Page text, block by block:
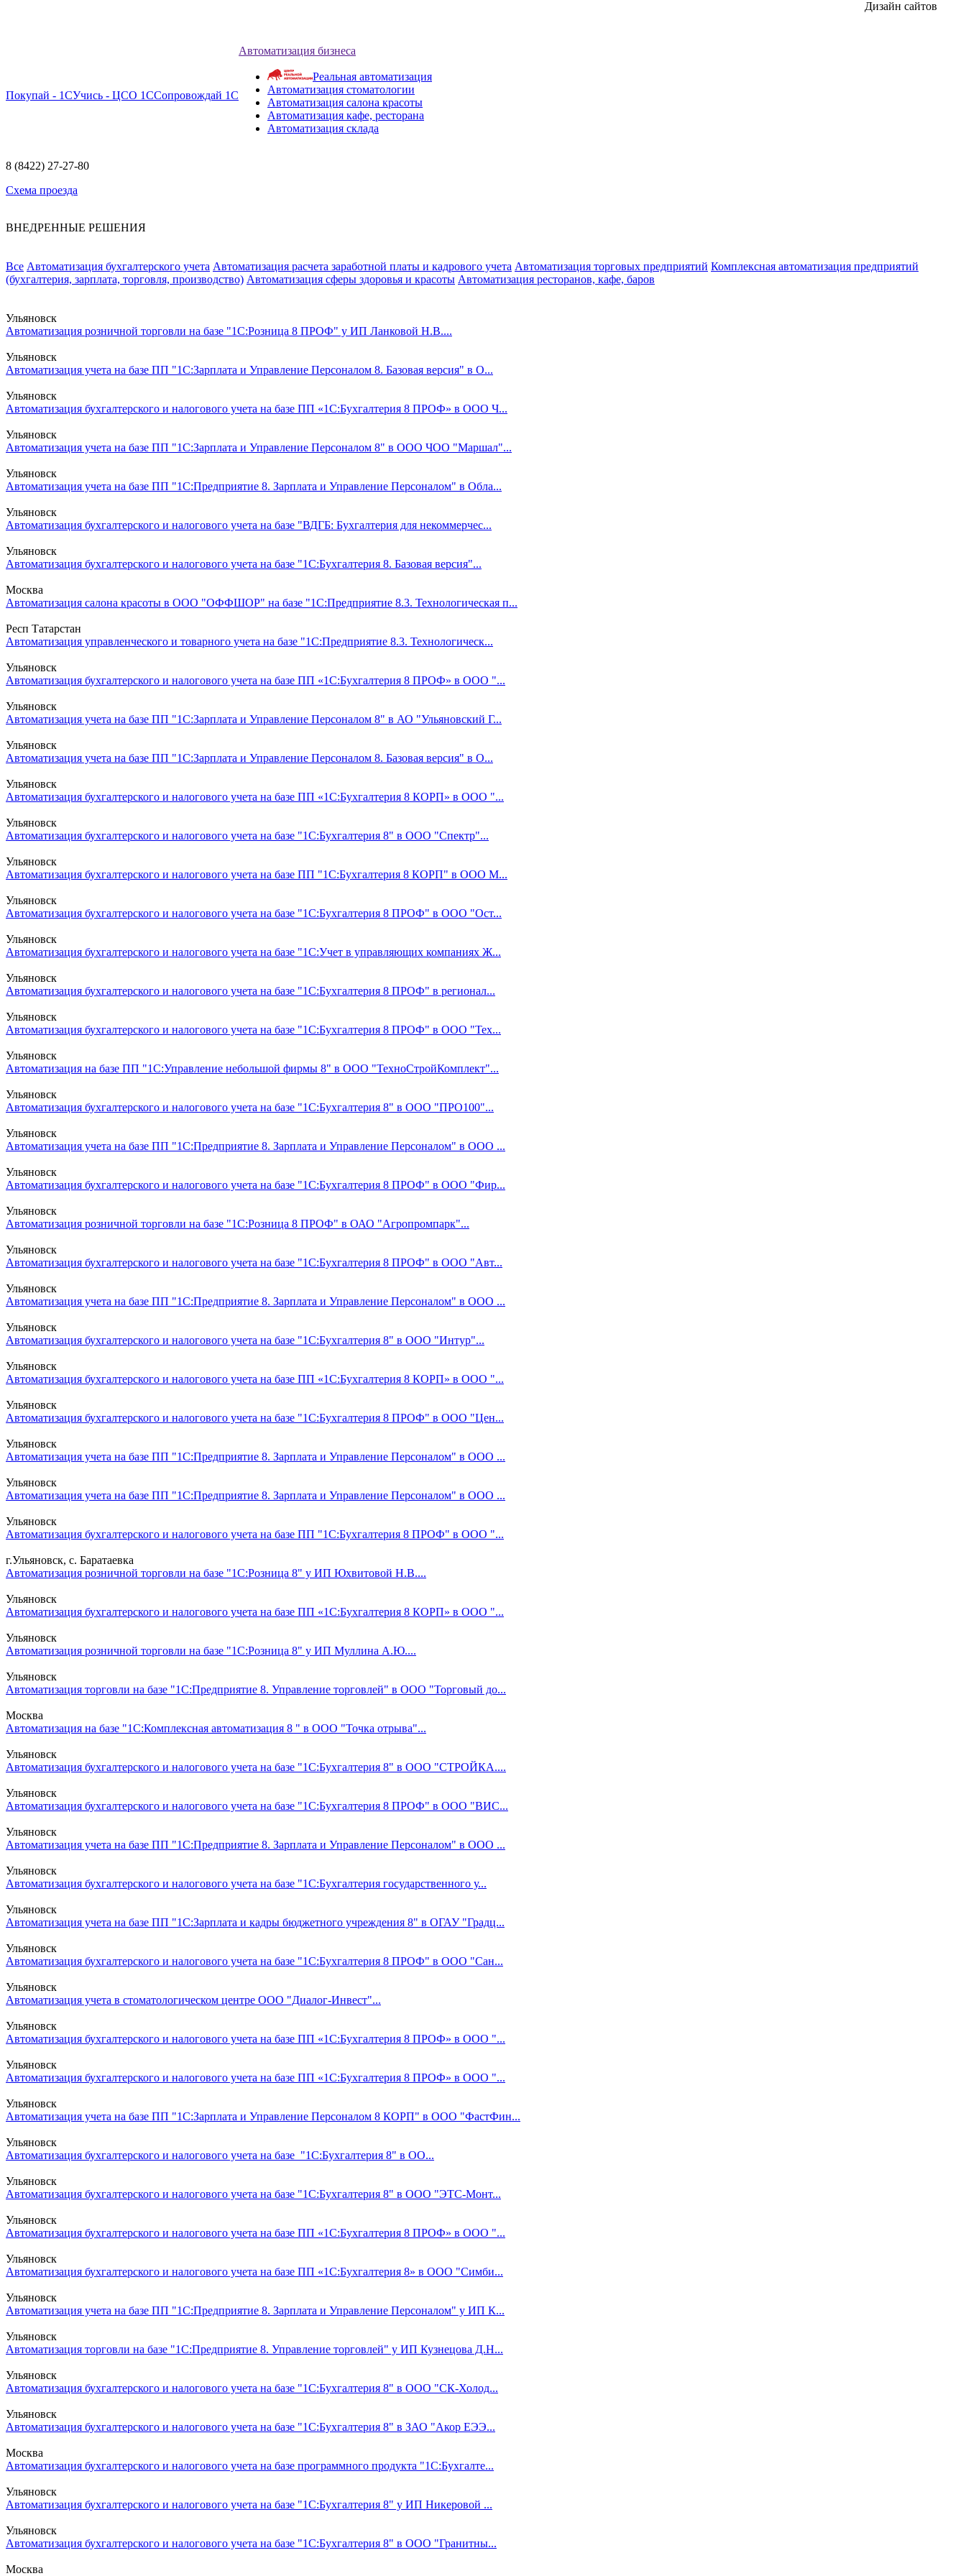
Покупай - 1СУчись - ЦСО 1ССопровождай 1С
Автоматизация бизнеса
Реальная автоматизация
Автоматизация стоматологии
Автоматизация салона красоты
Автоматизация кафе, ресторана
Автоматизация склада
8 (8422) 27-27-80
Схема проезда
ВНЕДРЕННЫЕ РЕШЕНИЯ
Все Автоматизация бухгалтерского учета Автоматизация расчета заработной платы и кадрового учета Автоматизация торговых предприятий Комплексная автоматизация предприятий
(бухгалтерия, зарплата, торговля, производство) Автоматизация сферы здоровья и красоты Автоматизация ресторанов, кафе, баров
Ульяновск
Автоматизация розничной торговли на базе "1С:Розница 8 ПРОФ" у ИП Ланковой Н.В....
Ульяновск
Автоматизация учета на базе ПП "1С:Зарплата и Управление Персоналом 8. Базовая версия" в О...
Ульяновск
Автоматизация бухгалтерского и налогового учета на базе ПП «1С:Бухгалтерия 8 ПРОФ» в ООО Ч...
Ульяновск
Автоматизация учета на базе ПП "1С:Зарплата и Управление Персоналом 8" в ООО ЧОО "Маршал"...
Ульяновск
Автоматизация учета на базе ПП "1С:Предприятие 8. Зарплата и Управление Персоналом" в Обла...
Ульяновск
Автоматизация бухгалтерского и налогового учета на базе "ВДГБ: Бухгалтерия для некоммерчес...
Ульяновск
Автоматизация бухгалтерского и налогового учета на базе "1С:Бухгалтерия 8. Базовая версия"...
Москва
Автоматизация салона красоты в ООО "ОФФШОР" на базе "1С:Предприятие 8.3. Технологическая п...
Респ Татарстан
Автоматизация управленческого и товарного учета на базе "1С:Предприятие 8.3. Технологическ...
Ульяновск
Автоматизация бухгалтерского и налогового учета на базе ПП «1С:Бухгалтерия 8 ПРОФ» в ООО "...
Ульяновск
Автоматизация учета на базе ПП "1С:Зарплата и Управление Персоналом 8" в АО "Ульяновский Г...
Ульяновск
Автоматизация учета на базе ПП "1С:Зарплата и Управление Персоналом 8. Базовая версия" в О...
Ульяновск
Автоматизация бухгалтерского и налогового учета на базе ПП «1С:Бухгалтерия 8 КОРП» в ООО "...
Ульяновск
Автоматизация бухгалтерского и налогового учета на базе "1С:Бухгалтерия 8" в ООО "Спектр"...
Ульяновск
Автоматизация бухгалтерского и налогового учета на базе ПП "1С:Бухгалтерия 8 КОРП" в ООО М...
Ульяновск
Автоматизация бухгалтерского и налогового учета на базе "1С:Бухгалтерия 8 ПРОФ" в ООО "Ост...
Ульяновск
Автоматизация бухгалтерского и налогового учета на базе "1С:Учет в управляющих компаниях Ж...
Ульяновск
Автоматизация бухгалтерского и налогового учета на базе "1С:Бухгалтерия 8 ПРОФ" в регионал...
Ульяновск
Автоматизация бухгалтерского и налогового учета на базе "1С:Бухгалтерия 8 ПРОФ" в ООО "Тех...
Ульяновск
Автоматизация на базе ПП "1С:Управление небольшой фирмы 8" в ООО "ТехноСтройКомплект"...
Ульяновск
Автоматизация бухгалтерского и налогового учета на базе "1С:Бухгалтерия 8" в ООО "ПРО100"...
Ульяновск
Автоматизация учета на базе ПП "1С:Предприятие 8. Зарплата и Управление Персоналом" в ООО ...
Ульяновск
Автоматизация бухгалтерского и налогового учета на базе "1С:Бухгалтерия 8 ПРОФ" в ООО "Фир...
Ульяновск
Автоматизация розничной торговли на базе "1С:Розница 8 ПРОФ" в ОАО "Агропромпарк"...
Ульяновск
Автоматизация бухгалтерского и налогового учета на базе "1С:Бухгалтерия 8 ПРОФ" в ООО "Авт...
Ульяновск
Автоматизация учета на базе ПП "1С:Предприятие 8. Зарплата и Управление Персоналом" в ООО ...
Ульяновск
Автоматизация бухгалтерского и налогового учета на базе "1С:Бухгалтерия 8" в ООО "Интур"...
Ульяновск
Автоматизация бухгалтерского и налогового учета на базе ПП «1С:Бухгалтерия 8 КОРП» в ООО "...
Ульяновск
Автоматизация бухгалтерского и налогового учета на базе "1С:Бухгалтерия 8 ПРОФ" в ООО "Цен...
Ульяновск
Автоматизация учета на базе ПП "1С:Предприятие 8. Зарплата и Управление Персоналом" в ООО ...
Ульяновск
Автоматизация учета на базе ПП "1С:Предприятие 8. Зарплата и Управление Персоналом" в ООО ...
Ульяновск
Автоматизация бухгалтерского и налогового учета на базе ПП "1С:Бухгалтерия 8 ПРОФ" в ООО "...
г.Ульяновск, с. Баратаевка
Автоматизация розничной торговли на базе "1С:Розница 8" у ИП Юхвитовой Н.В....
Ульяновск
Автоматизация бухгалтерского и налогового учета на базе ПП «1С:Бухгалтерия 8 КОРП» в ООО "...
Ульяновск
Автоматизация розничной торговли на базе "1С:Розница 8" у ИП Муллина А.Ю....
Ульяновск
Автоматизация торговли на базе "1С:Предприятие 8. Управление торговлей" в ООО "Торговый до...
Москва
Автоматизация на базе "1С:Комплексная автоматизация 8 " в ООО "Точка отрыва"...
Ульяновск
Автоматизация бухгалтерского и налогового учета на базе "1С:Бухгалтерия 8" в ООО "СТРОЙКА....
Ульяновск
Автоматизация бухгалтерского и налогового учета на базе "1С:Бухгалтерия 8 ПРОФ" в ООО "ВИС...
Ульяновск
Автоматизация учета на базе ПП "1С:Предприятие 8. Зарплата и Управление Персоналом" в ООО ...
Ульяновск
Автоматизация бухгалтерского и налогового учета на базе "1С:Бухгалтерия государственного у...
Ульяновск
Автоматизация учета на базе ПП "1С:Зарплата и кадры бюджетного учреждения 8" в ОГАУ "Градц...
Ульяновск
Автоматизация бухгалтерского и налогового учета на базе "1С:Бухгалтерия 8 ПРОФ" в ООО "Сан...
Ульяновск
Автоматизация учета в стоматологическом центре ООО "Диалог-Инвест"...
Ульяновск
Автоматизация бухгалтерского и налогового учета на базе ПП «1С:Бухгалтерия 8 ПРОФ» в ООО "...
Ульяновск
Автоматизация бухгалтерского и налогового учета на базе ПП «1С:Бухгалтерия 8 ПРОФ» в ООО "...
Ульяновск
Автоматизация учета на базе ПП "1С:Зарплата и Управление Персоналом 8 КОРП" в ООО "ФастФин...
Ульяновск
Автоматизация бухгалтерского и налогового учета на базе "1С:Бухгалтерия 8" в ОО...
Ульяновск
Автоматизация бухгалтерского и налогового учета на базе "1С:Бухгалтерия 8" в ООО "ЭТС-Монт...
Ульяновск
Автоматизация бухгалтерского и налогового учета на базе ПП «1С:Бухгалтерия 8 ПРОФ» в ООО "...
Ульяновск
Автоматизация бухгалтерского и налогового учета на базе ПП «1С:Бухгалтерия 8» в ООО "Симби...
Ульяновск
Автоматизация учета на базе ПП "1С:Предприятие 8. Зарплата и Управление Персоналом" у ИП К...
Ульяновск
Автоматизация торговли на базе "1С:Предприятие 8. Управление торговлей" у ИП Кузнецова Д.Н...
Ульяновск
Автоматизация бухгалтерского и налогового учета на базе "1С:Бухгалтерия 8" в ООО "СК-Холод...
Ульяновск
Автоматизация бухгалтерского и налогового учета на базе "1С:Бухгалтерия 8" в ЗАО "Акор ЕЭЭ...
Москва
Автоматизация бухгалтерского и налогового учета на базе программного продукта "1С:Бухгалте...
Ульяновск
Автоматизация бухгалтерского и налогового учета на базе "1С:Бухгалтерия 8" у ИП Никеровой ...
Ульяновск
Автоматизация бухгалтерского и налогового учета на базе "1С:Бухгалтерия 8" в ООО "Гранитны...
Москва
Дизайн сайтов